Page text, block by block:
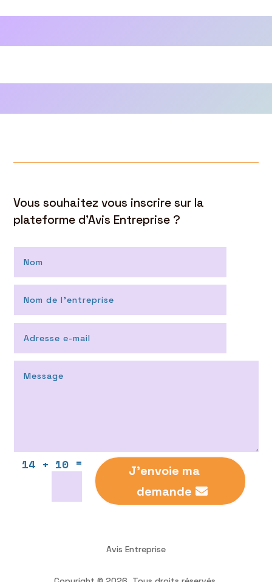
Vous souhaitez vous inscrire sur la
plateforme d’Avis Entreprise ?
14 + 10 =
J'envoie ma
demande
Avis Entreprise